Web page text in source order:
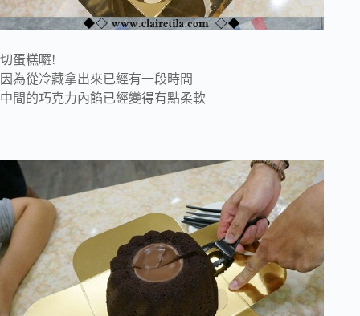
切蛋糕囉!
因為從冷藏拿出來已經有一段時間
中間的巧克力內餡已經變得有點柔軟